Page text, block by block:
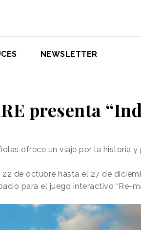
NEWSLETTER
presenta
ofrece un viaje por la historia
de octubre hasta el 27 de
para el juego interactivo “Re-